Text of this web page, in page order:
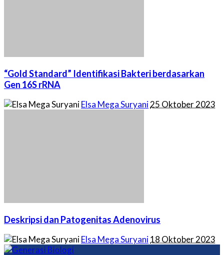
“Gold Standard” Identifikasi Bakteri berdasarkan
Gen 16S rRNA
Posted
Elsa Mega Suryani25 Oktober 2023
Deskripsi dan Patogenitas Adenovirus
Posted
by
Elsa Mega Suryani18 Oktober 2023